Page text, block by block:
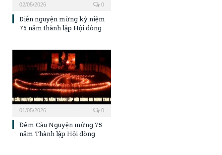
02/05/2026 0
Diễn nguyện mừng kỷ niệm
75 năm thành lập Hội dòng
01/05/2026 0
Đêm Cầu Nguyện mừng 75
năm Thành lập Hội dòng